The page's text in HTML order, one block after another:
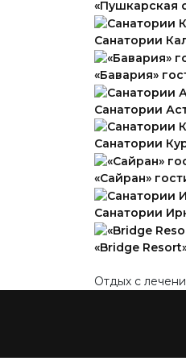
«Пушкарская
Санатории
«Бавария»
Санатории
Санатории
«Сайран»
Санатории
«Bridge
Отдых с